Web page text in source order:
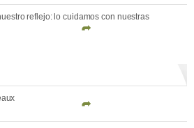
reflejo: lo cuidamos con nuestras